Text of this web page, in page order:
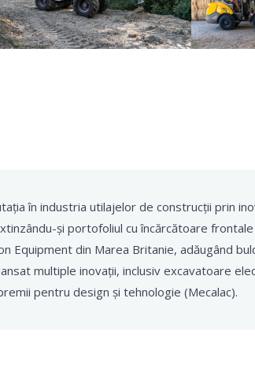
în industria utilajelor de construcții prin
și portofoliul cu încărcătoare
Equipment din Marea Britanie, adăugând
multiple inovații, inclusiv excavatoare
pentru design și tehnologie (Mecalac).